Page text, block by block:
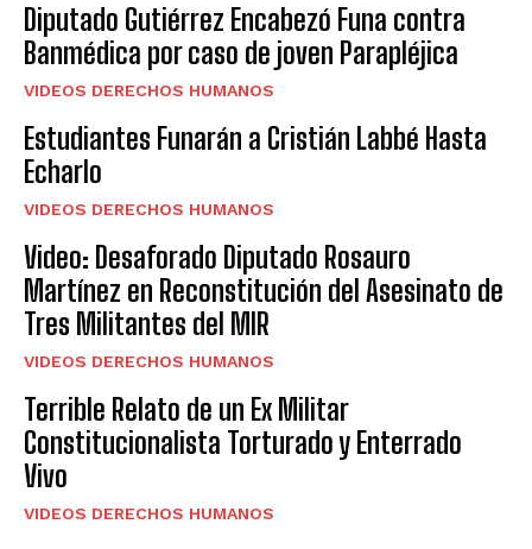
Diputado Gutiérrez Encabezó Funa contra
Banmédica por caso de joven Parapléjica
VIDEOS DERECHOS HUMANOS
Estudiantes Funarán a Cristián Labbé Hasta
Echarlo
VIDEOS DERECHOS HUMANOS
Video: Desaforado Diputado Rosauro
Martínez en Reconstitución del Asesinato de
Tres Militantes del MIR
VIDEOS DERECHOS HUMANOS
Terrible Relato de un Ex Militar
Constitucionalista Torturado y Enterrado
Vivo
VIDEOS DERECHOS HUMANOS